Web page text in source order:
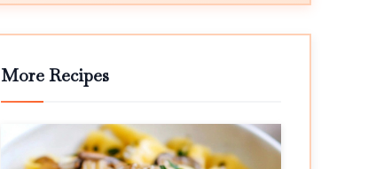
More Recipes